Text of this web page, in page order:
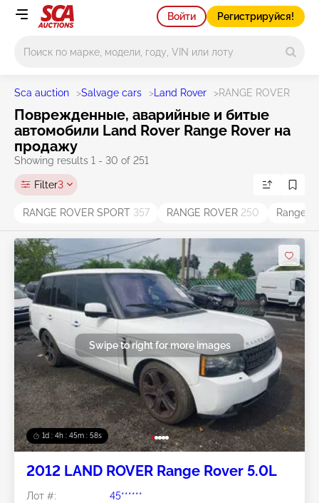
Войти Регистрируйся!
Sca auction >Salvage cars > Land Rover >RANGE ROVER
Поврежденные, аварийные и битые
автомобили Land Rover Range Rover на
продажу
Showing results 1 - 30 of 251
Filter3
RANGE ROVER SPORT 357 RANGE ROVER 250 Range
1d : 4h : 45m : 56s
Swipe to right for more images
2012 LAND ROVER Range Rover 5.0L
Лот #:
45******